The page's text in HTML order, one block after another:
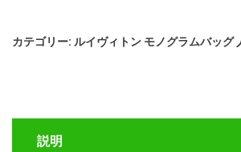
カ
プ･
カテゴリー: ルイヴィトン モノグラムバッグ
説明